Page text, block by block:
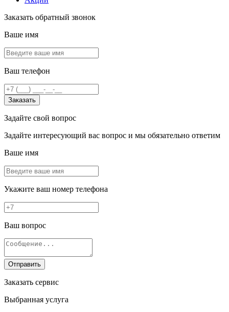
Заказать обратный звонок
Ваше имя
Ваш телефон
Заказать
Задайте свой вопрос
Задайте интересующий вас вопрос и мы обязательно ответим
Ваше имя
Укажите ваш номер телефона
Ваш вопрос
Отправить
Заказать сервис
Выбранная услуга